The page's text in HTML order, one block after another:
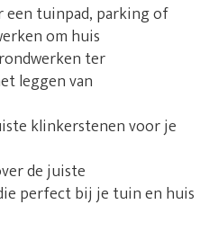
een tuinpad, parking of
om huis
ter
leggen van
klinkerstenen voor je
de juiste
perfect bij je tuin en huis